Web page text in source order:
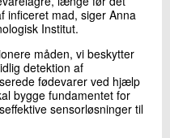
inficeret mad, siger Anna
Institut.
måden, vi beskytter
detektion af
fødevarer ved hjælp
bygge fundamentet for
sensorløsninger til